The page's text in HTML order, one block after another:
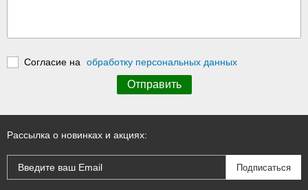
Согласие на обработку персональных данных
Рассылка о новинках и акциях: